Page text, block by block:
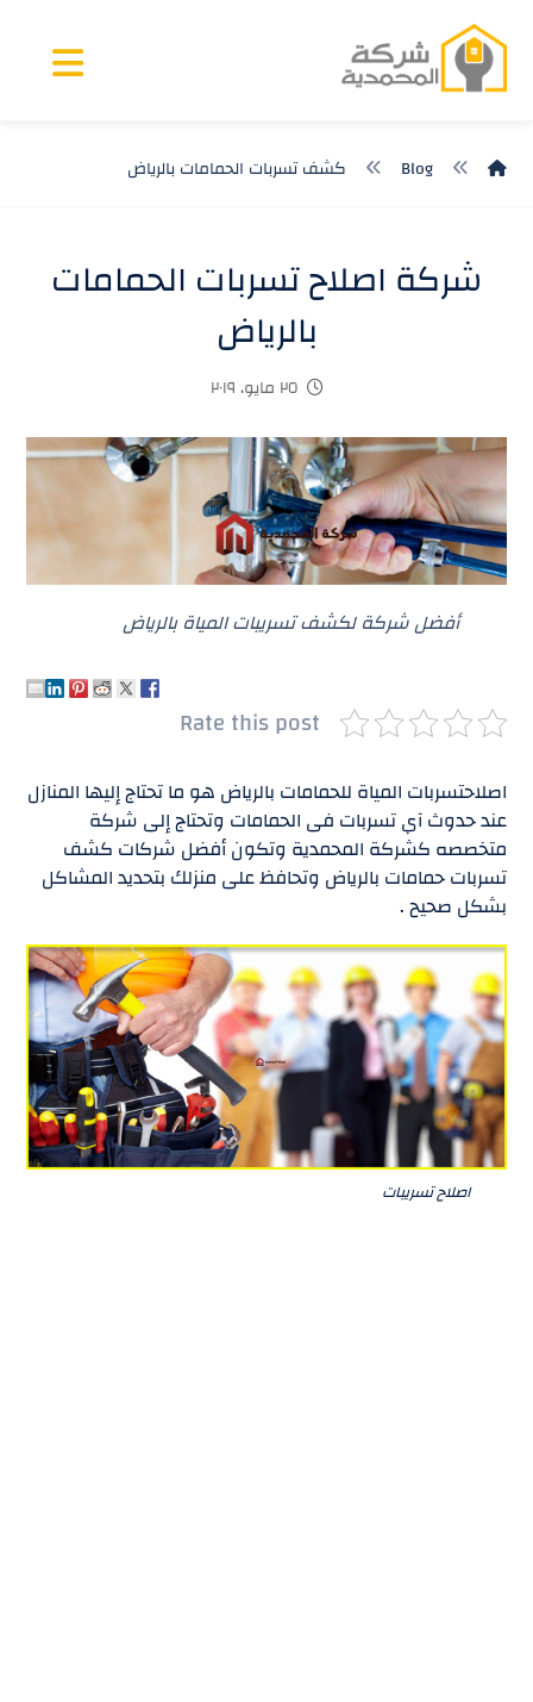
Blog كشف تسربات الحمامات بالرياض
شركة اصلاح تسربات الحمامات
بالرياض
٢٥ مايو، ٢٠١٩
أفضل شركة لكشف تسريبات المياة بالرياض
Rate this post
اصلاحتسربات المياة للحمامات بالرياض هو ما تحتاج إليها المنازل
عند حدوث آي تسربات فى الحمامات وتحتاج إلى شركة
متخصصه كشركة المحمدية وتكون أفضل شركات كشف
تسربات حمامات بالرياض وتحافظ على منزلك بتحديد المشاكل
بشكل صحيح .
اصلاح تسريبات